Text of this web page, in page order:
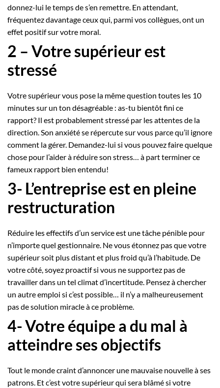
donnez-lui le temps de s’en remettre. En attendant,
fréquentez davantage ceux qui, parmi vos collègues, ont un
effet positif sur votre moral.
2 – Votre supérieur est
stressé
Votre supérieur vous pose la même question toutes les 10
minutes sur un ton désagréable : as-tu bientôt fini ce
rapport? Il est probablement stressé par les attentes de la
direction. Son anxiété se répercute sur vous parce qu’il ignore
comment la gérer. Demandez-lui si vous pouvez faire quelque
chose pour l’aider à réduire son stress… à part terminer ce
fameux rapport bien entendu!
3- L’entreprise est en pleine
restructuration
Réduire les effectifs d’un service est une tâche pénible pour
n’importe quel gestionnaire. Ne vous étonnez pas que votre
supérieur soit plus distant et plus froid qu’à l’habitude. De
votre côté, soyez proactif si vous ne supportez pas de
travailler dans un tel climat d’incertitude. Pensez à chercher
un autre emploi si c’est possible… il n’y a malheureusement
pas de solution miracle à ce problème.
4- Votre équipe a du mal à
atteindre ses objectifs
Tout le monde craint d’annoncer une mauvaise nouvelle à ses
patrons. Et c’est votre supérieur qui sera blâmé si votre